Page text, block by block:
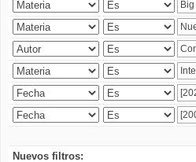
Nuevos filtros: